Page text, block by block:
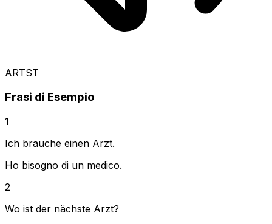
ARTST
Frasi di Esempio
1
Ich brauche einen Arzt.
Ho bisogno di un medico.
2
Wo ist der nächste Arzt?